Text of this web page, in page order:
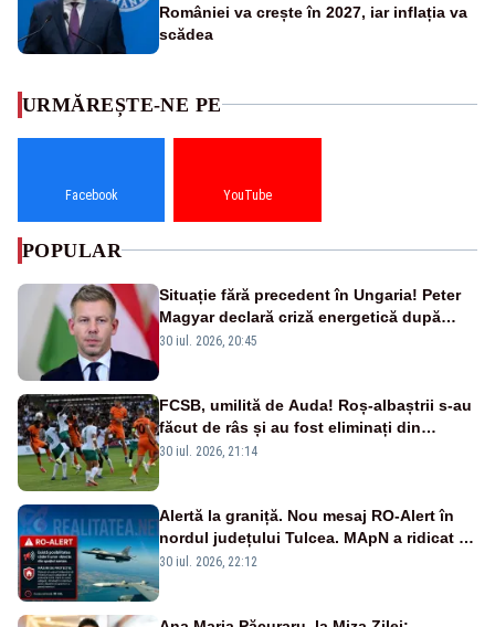
României va crește în 2027, iar inflația va
scădea
URMĂREȘTE-NE PE
Facebook YouTube
POPULAR
Situație fără precedent în Ungaria! Peter
Magyar declară criză energetică după
oprirea centralei de la Paks
30 iul. 2026, 20:45
FCSB, umilită de Auda! Roș-albaștrii s-au
făcut de râs și au fost eliminați din
Conference League
30 iul. 2026, 21:14
Alertă la graniță. Nou mesaj RO-Alert în
nordul județului Tulcea. MApN a ridicat de
la sol două avioane F-16
30 iul. 2026, 22:12